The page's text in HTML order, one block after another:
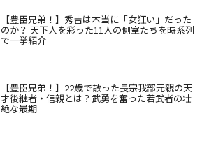
【豊臣兄弟！】秀吉は本当に「女狂い」だった
のか？ 天下人を彩った11人の側室たちを時系列
で一挙紹介
【豊臣兄弟！】22歳で散った長宗我部元親の天
才後継者・信親とは？武勇を奮った若武者の壮
絶な最期